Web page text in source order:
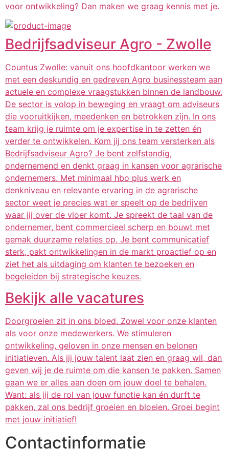
voor ontwikkeling? Dan maken we graag kennis met je.
Bedrijfsadviseur Agro - Zwolle
Countus Zwolle: vanuit ons hoofdkantoor werken we
met een deskundig en gedreven Agro businessteam aan
actuele en complexe vraagstukken binnen de landbouw.
De sector is volop in beweging en vraagt om adviseurs
die vooruitkijken, meedenken en betrokken zijn. In ons
team krijg je ruimte om je expertise in te zetten én
verder te ontwikkelen. Kom jij ons team versterken als
Bedrijfsadviseur Agro? Je bent zelfstandig,
ondernemend en denkt graag in kansen voor agrarische
ondernemers. Met minimaal hbo plus werk en
denkniveau en relevante ervaring in de agrarische
sector weet je precies wat er speelt op de bedrijven
waar jij over de vloer komt. Je spreekt de taal van de
ondernemer, bent commercieel scherp en bouwt met
gemak duurzame relaties op. Je bent communicatief
sterk, pakt ontwikkelingen in de markt proactief op en
ziet het als uitdaging om klanten te bezoeken en
begeleiden bij strategische keuzes.
Bekijk alle vacatures
Doorgroeien zit in ons bloed. Zowel voor onze klanten
als voor onze medewerkers. We stimuleren
ontwikkeling, geloven in onze mensen en belonen
initiatieven. Als jij jouw talent laat zien en graag wil, dan
geven wij je de ruimte om die kansen te pakken. Samen
gaan we er alles aan doen om jouw doel te behalen.
Want: als jij de rol van jouw functie kan én durft te
pakken, zal ons bedrijf groeien en bloeien. Groei begint
met jouw initiatief!
Contactinformatie